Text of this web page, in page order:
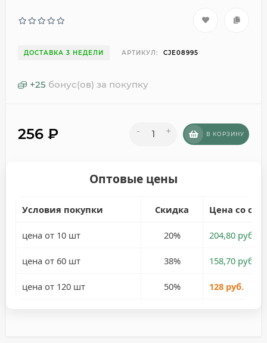
ДОСТАВКА 3 НЕДЕЛИ АРТИКУЛ: CJE08995
+25 бонус(ов) за покупку
256 ₽ - + В КОРЗИНУ
Оптовые цены
Условия покупки Скидка Цена со
цена от 10 шт 20% 204,80 руб.
цена от 60 шт 38% 158,70 руб.
цена от 120 шт 50% 128 руб.